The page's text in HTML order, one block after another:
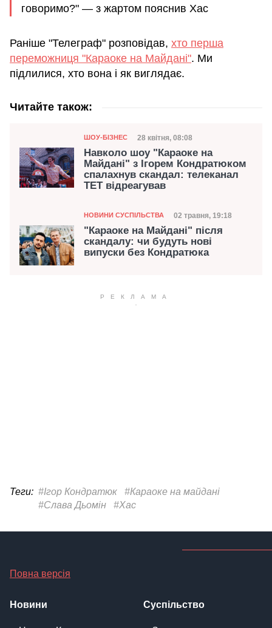
говоримо?" — з жартом пояснив Хас
Раніше "Телеграф" розповідав, хто перша
переможниця "Караоке на Майдані". Ми
підлилися, хто вона і як виглядає.
Читайте також:
Категорія
ШОУ-БІЗНЕС Дата публікації
28 квітня, 08:08
Навколо шоу "Караоке на
Майдані" з Ігорем Кондратюком
спалахнув скандал: телеканал
ТЕТ відреагував
Категорія
НОВИНИ СУСПІЛЬСТВА Дата публікації
02 травня, 19:18
"Караоке на Майдані" після
скандалу: чи будуть нові
випуски без Кондратюка
Теги: #Ігор Кондратюк
#Караоке на майдані
#Слава Дьомін
#Хас
Повна версія
Новини Суспільство